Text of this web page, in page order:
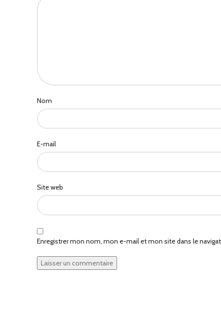
Nom
E-mail
Site web
Enregistrer mon nom, mon e-mail et mon site dans le